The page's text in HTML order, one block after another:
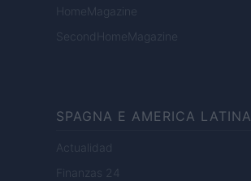
HomeMagazine
SecondHomeMagazine
SPAGNA E AMERICA LATINA
Actualidad
Finanzas 24